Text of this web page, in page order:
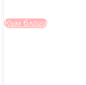
Към блога